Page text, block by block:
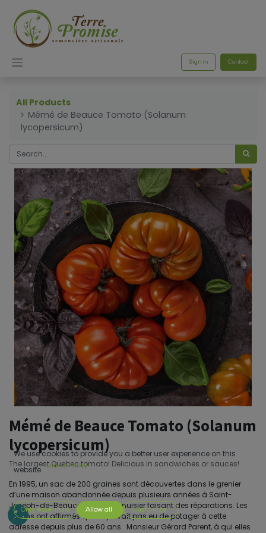
Sign in Contact
All Products
Mémé de Beauce Tomato (Solanum
lycopersicum)
Mémé de Beauce Tomato (Solanum
lycopersicum)
The largest Quebec tomato! Delicious in sandwiches or sauces!
En 1995, un sac de 200 graines sont découvertes dans le grenier
d’une maison abandonnée depuis plusieurs années à Saint-
Joseph-de-Beauce, par un menuisier faisant des réparations. Les
voisins ont affirmés qu’il n’y avait pas eu de potager à cette
adresse depuis plus de 60 ans. Monsieur Gérard Parent, à qui elles
We use cookies to provide you a better user experience on this
website. Cookie Policy
Only essentials Allow all Customize